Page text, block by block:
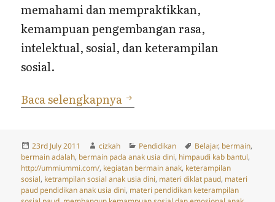
memahami dan mempraktikkan,
kemampuan pengembangan rasa,
intelektual, sosial, dan keterampilan
sosial.
Baca selengkapnya Bermain
Posted
on
23rd July 2011 Author
cizkah Categories
Pendidikan Tags
Belajar, bermain,
bermain adalah, bermain pada anak usia dini, himpaudi kab bantul,
http://ummiummi.com/, kegiatan bermain anak, keterampilan
sosial, ketrampilan sosial anak usia dini, materi diklat paud, materi
paud pendidikan anak usia dini, materi pendidikan keterampilan